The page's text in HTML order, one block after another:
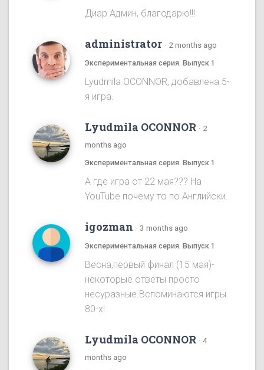
Диар Админ, благодарю!!!
administrator · 2 months ago
Экспериментальная серия. Выпуск 1
Lyudmila OCONNOR, добавлена 5-
я игра.
Lyudmila OCONNOR · 2
months ago
Экспериментальная серия. Выпуск 1
А где игра от 22 мая??? На
YouTube почему то по Английски.
igozman · 3 months ago
Экспериментальная серия. Выпуск 1
Весна,первый финал (15 мая)-
некоторые ответы просто
несуразные.Вспоминаются игры
80-х!
Lyudmila OCONNOR · 4
months ago